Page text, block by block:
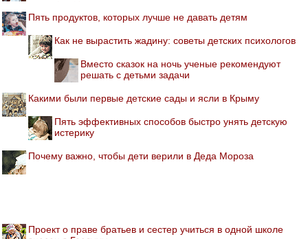
Пять продуктов, которых лучше не давать детям
Как не вырастить жадину: советы детских психологов
Вместо сказок на ночь ученые рекомендуют
решать с детьми задачи
Какими были первые детские сады и ясли в Крыму
Пять эффективных способов быстро унять детскую
истерику
Почему важно, чтобы дети верили в Деда Мороза
Проект о праве братьев и сестер учиться в одной школе